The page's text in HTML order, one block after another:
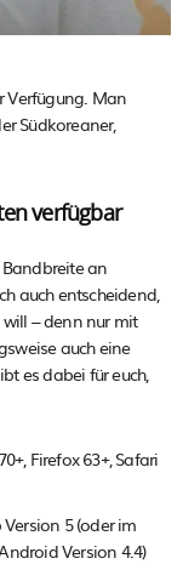
Verfügung. Man
Südkoreaner,
verfügbar
an
auch entscheidend,
– denn nur mit
auch eine
es dabei für euch,
Firefox 63+, Safari
5 (oder im
Version 4.4)